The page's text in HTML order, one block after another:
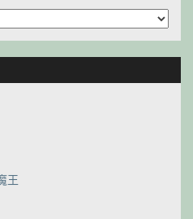
王